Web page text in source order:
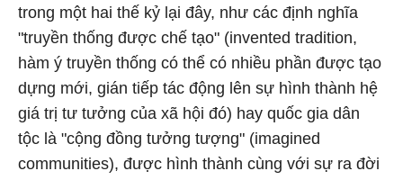
trong một hai thế kỷ lại đây, như các định nghĩa
"truyền thống được chế tạo" (invented tradition,
hàm ý truyền thống có thể có nhiều phần được tạo
dựng mới, gián tiếp tác động lên sự hình thành hệ
giá trị tư tưởng của xã hội đó) hay quốc gia dân
tộc là "cộng đồng tưởng tượng" (imagined
communities), được hình thành cùng với sự ra đời